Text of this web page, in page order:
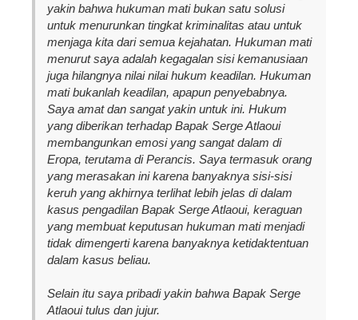
yakin bahwa hukuman mati bukan satu solusi
untuk menurunkan tingkat kriminalitas atau untuk
menjaga kita dari semua kejahatan. Hukuman mati
menurut saya adalah kegagalan sisi kemanusiaan
juga hilangnya nilai nilai hukum keadilan. Hukuman
mati bukanlah keadilan, apapun penyebabnya.
Saya amat dan sangat yakin untuk ini. Hukum
yang diberikan terhadap Bapak Serge Atlaoui
membangunkan emosi yang sangat dalam di
Eropa, terutama di Perancis. Saya termasuk orang
yang merasakan ini karena banyaknya sisi-sisi
keruh yang akhirnya terlihat lebih jelas di dalam
kasus pengadilan Bapak Serge Atlaoui, keraguan
yang membuat keputusan hukuman mati menjadi
tidak dimengerti karena banyaknya ketidaktentuan
dalam kasus beliau.
Selain itu saya pribadi yakin bahwa Bapak Serge
Atlaoui tulus dan jujur.